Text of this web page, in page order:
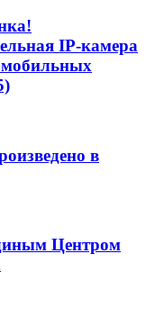
IP-камера
в
Центром